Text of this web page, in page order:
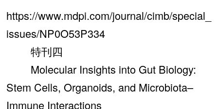
https://www.mdpi.com/journal/cimb/special_
issues/NP0O53P334
特刊四
Molecular Insights into Gut Biology:
Stem Cells, Organoids, and Microbiota–
Immune Interactions